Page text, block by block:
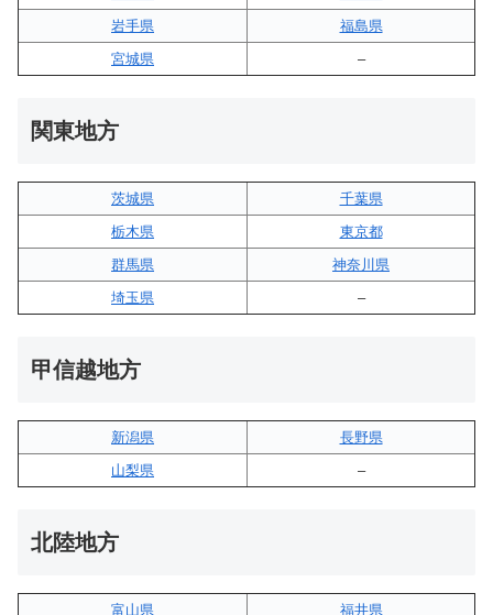
岩手県
福島県
宮城県
–
関東地方
茨城県
千葉県
栃木県
東京都
群馬県
神奈川県
埼玉県
–
甲信越地方
新潟県
長野県
山梨県
–
北陸地方
富山県
福井県